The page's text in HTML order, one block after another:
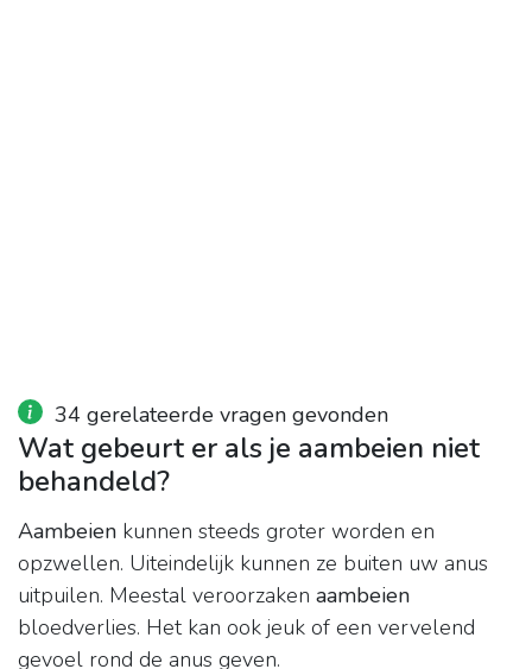
34 gerelateerde vragen gevonden
Wat gebeurt er als je aambeien niet
behandeld?
Aambeien kunnen steeds groter worden en
opzwellen. Uiteindelijk kunnen ze buiten uw anus
uitpuilen. Meestal veroorzaken aambeien
bloedverlies. Het kan ook jeuk of een vervelend
gevoel rond de anus geven.